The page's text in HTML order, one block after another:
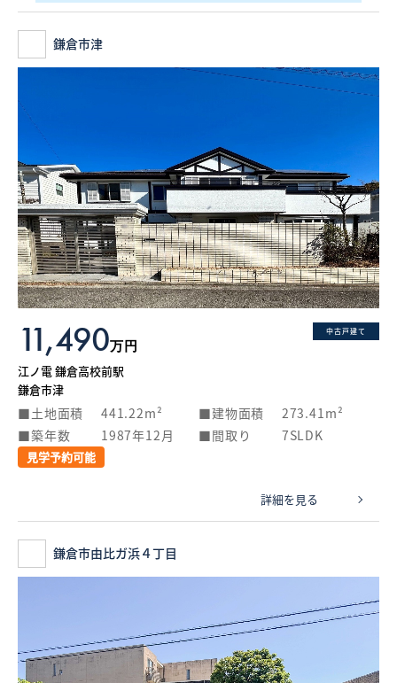
鎌倉市津
中古戸建て
11,490万円
江ノ電 鎌倉高校前駅
鎌倉市津
土地面積 441.22m² 建物面積
273.41m²
築年数
1987年12月 間取り 7SLDK
見学予約可能
詳細を見る
鎌倉市由比ガ浜４丁目